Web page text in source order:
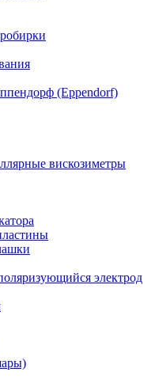
(Eppendorf)
вискозиметры
электрод